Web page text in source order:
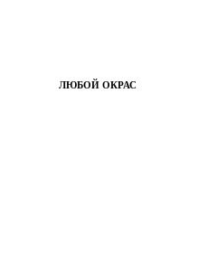
ЛЮБОЙ ОКРАС